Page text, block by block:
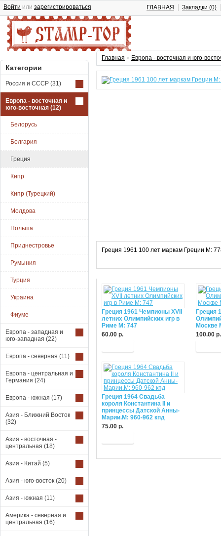
Войти или зарегистрироваться ГЛАВНАЯ Закладки (0)
Категории
Россия и СССР (31)
Европа - восточная и
юго-восточная (12)
Белорусь
Болгария
Греция
Кипр
Кипр (Турецкий)
Молдова
Польша
Приднестровье
Румыния
Турция
Украина
Фиуме
Европа - западная и
юго-западная (22)
Европа - северная (11)
Европа - центральная и
Германия (24)
Европа - южная (17)
Азия - Ближний Восток
(32)
Азия - восточная -
центральная (18)
Азия - Китай (5)
Азия - юго-восток (20)
Азия - южная (11)
Америка - северная и
центральная (16)
Главная » Европа - восточная и юго-
Греция 1961 100 лет маркам Греции М:
Греция 1961 Чемпионы XVII
летних Олимпийских игр в
Риме М: 747
60.00 р.
Греция
Москве
100.00 р.
Греция 1964 Свадьба
короля Константина II и
принцессы Датской Анны-
Марии.М: 960-962 кпд
75.00 р.